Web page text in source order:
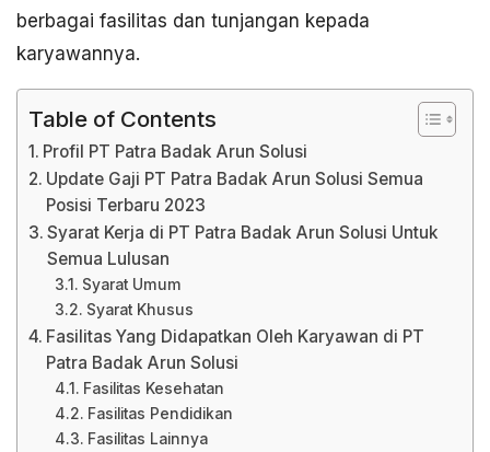
berbagai fasilitas dan tunjangan kepada
karyawannya.
Table of Contents
Profil PT Patra Badak Arun Solusi
Update Gaji PT Patra Badak Arun Solusi Semua
Posisi Terbaru 2023
Syarat Kerja di PT Patra Badak Arun Solusi Untuk
Semua Lulusan
Syarat Umum
Syarat Khusus
Fasilitas Yang Didapatkan Oleh Karyawan di PT
Patra Badak Arun Solusi
Fasilitas Kesehatan
Fasilitas Pendidikan
Fasilitas Lainnya